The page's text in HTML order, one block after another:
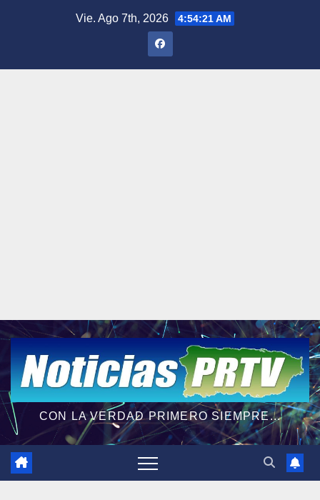
Vie. Ago 7th, 2026 4:54:22 AM
CON LA VERDAD PRIMERO SIEMPRE...